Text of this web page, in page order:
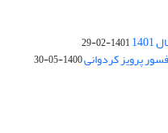
1401-02-29
پرویز کردوانی1400-05-30